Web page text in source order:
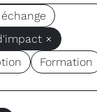
×
Formation